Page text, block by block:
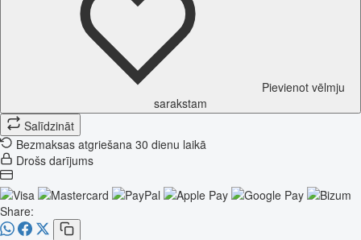
Pievienot vēlmju
sarakstam
Salīdzināt
Bezmaksas atgriešana 30 dienu laikā
Drošs darījums
Share: